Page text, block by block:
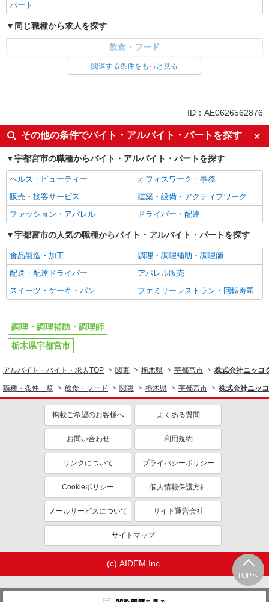
ケンタッキーフライドチキン FKDインターパーク店
カウンター・キッチンスタッフ
時給1070円
栃木県宇都宮市インターパーク6-1-1
カウンター・キッチンスタッフ
時給1070円
栃木県宇都宮市西川田町6-6-39
キープ 詳細を見る
アルバイト パート
コンパスグループ・ジャパン株式会社 39577_p
調理補助【アルバイト・パート】
時給1,400円以上 試用期間中 時給1,400円以上
(試用期間2ヶ月) 残業が発生した場合、残業代を1
分単位で別途支給します。
ＪＣＨＯうつのみや病院 （栃木県宇都宮市南
高砂町11-17）
キープ
アルバイト パート
調理補助【アルバイト・パート】
時給1,200円以上 試用期間中 時給1,200円以上
(試用期間2ヶ月) 残業が発生した場合、残業代を1
分単位で別途支給します。
特別養護老人ホームひょうたん村 （栃木県宇
都宮市屋板町１２６ー１１）
キープ 詳細を見る
コンパスグループ・ジャパン株式会社 21821_p
調理師【アルバイト・パート】
時給1,500円以上 試用期間中 時給1,500円以上
(試用期間2ヶ月) 残業が発生した場合、残業代を1
分単位で別途支給します。
地１９－１）
キープ 詳細を見る
パート
同じ職種から求人を探す
飲食・フード
調理・調理補助・調理師関連する条件をもっと見る
ID：AE0626562876
その他の条件でバイト・アルバイト・パートを探す
宇都宮市の職種からバイト・アルバイト・パートを探す
ヘルス・ビューティー
オフィスワーク・事務
販売・接客サービス
建築・設備・アクティブワーク
ファッション・アパレル
ドライバー・配達
宇都宮市の人気の職種からバイト・アルバイト・パートを探す
食品製造・加工
調理・調理補助・調理師
配送・配達ドライバー
アパレル販売
スイーツ・ケーキ・パン
ファミリーレストラン・回転寿司
TOPへ
調理・調理補助・調理師
栃木県宇都宮市
アルバイト・バイト・求人TOP 関東 栃木県 宇都宮市 株式会社ニッコ
職種・条件一覧 飲食・フード 関東 栃木県 宇都宮市 株式会社ニッ
掲載ご希望のお客様へ よくある質問
お問い合わせ 利用規約
リンクについて プライバシーポリシー
Cookieポリシー 個人情報保護方針
メールサービスについて サイト運営会社
サイトマップ
(c) AIDEM Inc.